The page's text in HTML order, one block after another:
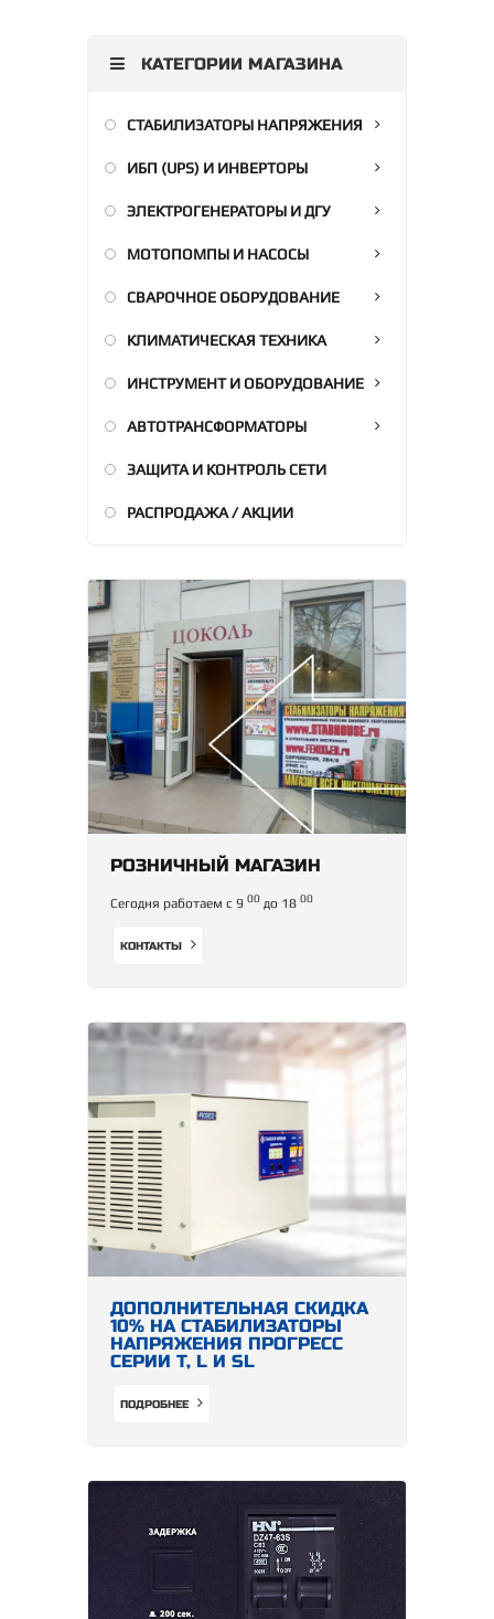
КАТЕГОРИИ МАГАЗИНА
СТАБИЛИЗАТОРЫ НАПРЯЖЕНИЯ
ИБП (UPS) И ИНВЕРТОРЫ
ЭЛЕКТРОГЕНЕРАТОРЫ И ДГУ
МОТОПОМПЫ И НАСОСЫ
СВАРОЧНОЕ ОБОРУДОВАНИЕ
КЛИМАТИЧЕСКАЯ ТЕХНИКА
ИНСТРУМЕНТ И ОБОРУДОВАНИЕ
АВТОТРАНСФОРМАТОРЫ
ЗАЩИТА И КОНТРОЛЬ СЕТИ
РАСПРОДАЖА / АКЦИИ
РОЗНИЧНЫЙ МАГАЗИН
Сегодня работаем с 9 00 до 18 00
КОНТАКТЫ
ДОПОЛНИТЕЛЬНАЯ СКИДКА
10% НА СТАБИЛИЗАТОРЫ
НАПРЯЖЕНИЯ ПРОГРЕСС
СЕРИИ Т, L И SL
ПОДРОБНЕЕ